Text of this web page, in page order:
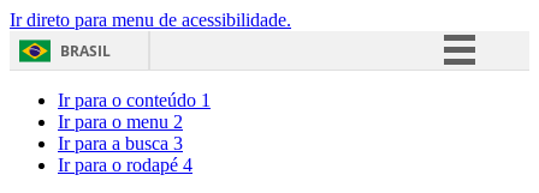
Ir direto para menu de acessibilidade.
BRASIL
Ir para o conteúdo 1
Ir para o menu 2
Ir para a busca 3
Ir para o rodapé 4